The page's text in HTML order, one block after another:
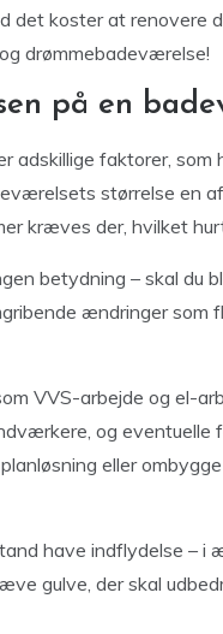
det koster at renovere
drømmebadeværelse!
på en
adskillige faktorer, som
størrelse en
kræves der, hvilket
betydning – skal du
ændringer
VVS-arbejde og el-
og eventuelle
eller
have indflydelse – i
gulve, der skal